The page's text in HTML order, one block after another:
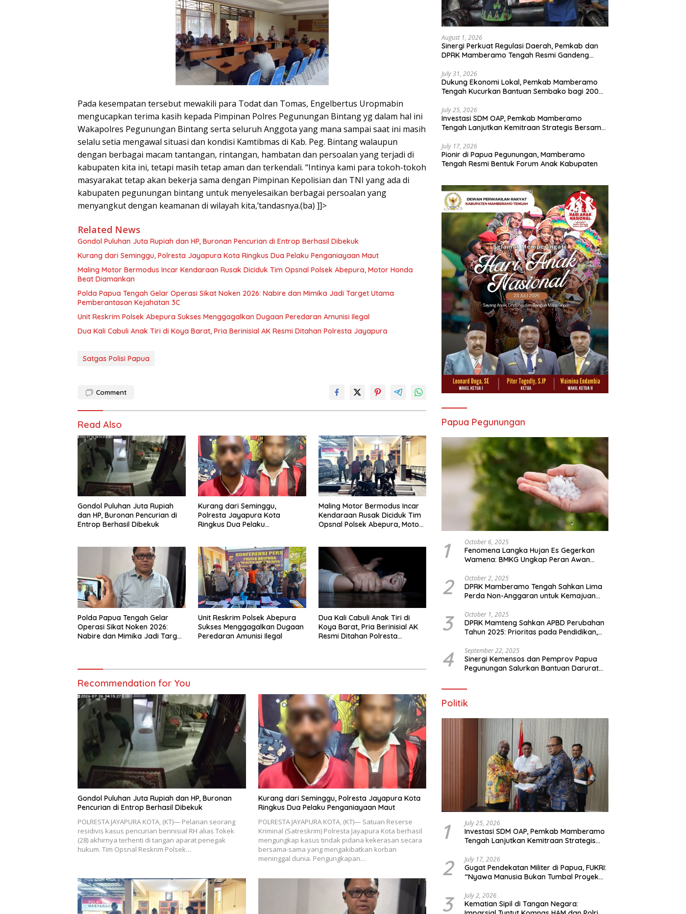
Pada kesempatan tersebut mewakili para Todat dan Tomas, Engelbertus Uropmabin
mengucapkan terima kasih kepada Pimpinan Polres Pegunungan Bintang yg dalam hal ini
Wakapolres Pegunungan Bintang serta seluruh Anggota yang mana sampai saat ini masih
selalu setia mengawal situasi dan kondisi Kamtibmas di Kab. Peg. Bintang walaupun
dengan berbagai macam tantangan, rintangan, hambatan dan persoalan yang terjadi di
kabupaten kita ini, tetapi masih tetap aman dan terkendali. “Intinya kami para tokoh-tokoh
masyarakat tetap akan bekerja sama dengan Pimpinan Kepolisian dan TNI yang ada di
kabupaten pegunungan bintang untuk menyelesaikan berbagai persoalan yang
menyangkut dengan keamanan di wilayah kita,’tandasnya.(ba) ]]>
Related News
Gondol Puluhan Juta Rupiah dan HP, Buronan Pencurian di Entrop Berhasil Dibekuk
Kurang dari Seminggu, Polresta Jayapura Kota Ringkus Dua Pelaku Penganiayaan Maut
Maling Motor Bermodus Incar Kendaraan Rusak Diciduk Tim Opsnal Polsek Abepura, Motor Honda
Beat Diamankan
Polda Papua Tengah Gelar Operasi Sikat Noken 2026: Nabire dan Mimika Jadi Target Utama
Pemberantasan Kejahatan 3C
Unit Reskrim Polsek Abepura Sukses Menggagalkan Dugaan Peredaran Amunisi Ilegal
Dua Kali Cabuli Anak Tiri di Koya Barat, Pria Berinisial AK Resmi Ditahan Polresta Jayapura
Satgas Polisi Papua
Comment
Read Also
Gondol Puluhan Juta Rupiah
dan HP, Buronan Pencurian di
Entrop Berhasil Dibekuk
Kurang dari Seminggu,
Polresta Jayapura Kota
Ringkus Dua Pelaku
Maling Motor Bermodus Incar
Kendaraan Rusak Diciduk Tim
Opsnal Polsek Abepura, Motor
Polda Papua Tengah Gelar
Operasi Sikat Noken 2026:
Nabire dan Mimika Jadi Target
Unit Reskrim Polsek Abepura
Sukses Menggagalkan Dugaan
Peredaran Amunisi Ilegal
Dua Kali Cabuli Anak Tiri di
Koya Barat, Pria Berinisial AK
Resmi Ditahan Polresta
Recommendation for You
Gondol Puluhan Juta Rupiah dan HP, Buronan
Pencurian di Entrop Berhasil Dibekuk
POLRESTA JAYAPURA KOTA, (KT)— Pelarian seorang
residivis kasus pencurian berinisial RH alias Tokek
(28) akhirnya terhenti di tangan aparat penegak
hukum. Tim Opsnal Reskrim Polsek…
Kurang dari Seminggu, Polresta Jayapura Kota
Ringkus Dua Pelaku Penganiayaan Maut
POLRESTA JAYAPURA KOTA, (KT)— Satuan Reserse
Kriminal (Satreskrim) Polresta Jayapura Kota berhasil
mengungkap kasus tindak pidana kekerasan secara
bersama-sama yang mengakibatkan korban
meninggal dunia. Pengungkapan…
August 1, 2026
Sinergi Perkuat Regulasi Daerah, Pemkab dan
DPRK Mamberamo Tengah Resmi Gandeng
July 31, 2026
Dukung Ekonomi Lokal, Pemkab Mamberamo
Tengah Kucurkan Bantuan Sembako bagi 200
July 25, 2026
Investasi SDM OAP, Pemkab Mamberamo
Tengah Lanjutkan Kemitraan Strategis Bersama
July 17, 2026
Pionir di Papua Pegunungan, Mamberamo
Tengah Resmi Bentuk Forum Anak Kabupaten
Papua Pegunungan
1 October 6, 2025
Fenomena Langka Hujan Es Gegerkan
Wamena: BMKG Ungkap Peran Awan
Ekstrem Peralihan Musim
2 October 2, 2025
DPRK Mamberamo Tengah Sahkan Lima
Perda Non-Anggaran untuk Kemajuan
3 October 1, 2025
DPRK Mamteng Sahkan APBD Perubahan
Tahun 2025: Prioritas pada Pendidikan,
4 September 22, 2025
Sinergi Kemensos dan Pemprov Papua
Pegunungan Salurkan Bantuan Darurat
Politik
1 July 25, 2026
Investasi SDM OAP, Pemkab Mamberamo
Tengah Lanjutkan Kemitraan Strategis
2 July 17, 2026
Gugat Pendekatan Militer di Papua, FUKRI:
“Nyawa Manusia Bukan Tumbal Proyek
3 July 2, 2026
Kematian Sipil di Tangan Negara: